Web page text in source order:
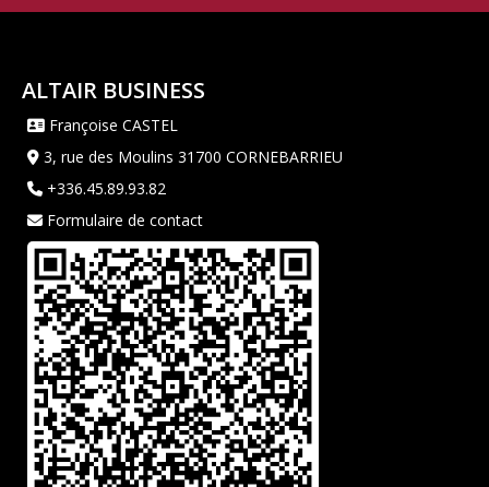
Share
ALTAIR BUSINESS
Françoise CASTEL
3, rue des Moulins 31700 CORNEBARRIEU
+336.45.89.93.82
Formulaire de contact